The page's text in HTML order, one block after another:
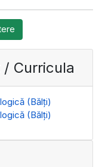
/ Curricula
(Bălți)
(Bălți)